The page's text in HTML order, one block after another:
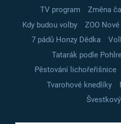
TV program
Změna
Kdy budou volby
ZOO
7 pádů Honzy Dědka
Tatarák podle
Pěstování lichořeřišnice
Tvarohové knedlíky